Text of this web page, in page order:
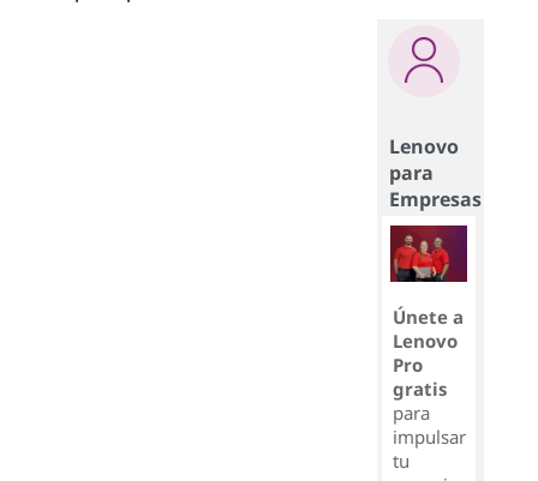
Lenovo
para
Empresas
Únete a
Lenovo
Pro
gratis
para
impulsar
tu